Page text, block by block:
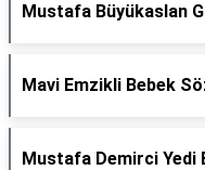
Mustafa Büyükaslan
Mavi Emzikli Bebek
Mustafa Demirci Yedi